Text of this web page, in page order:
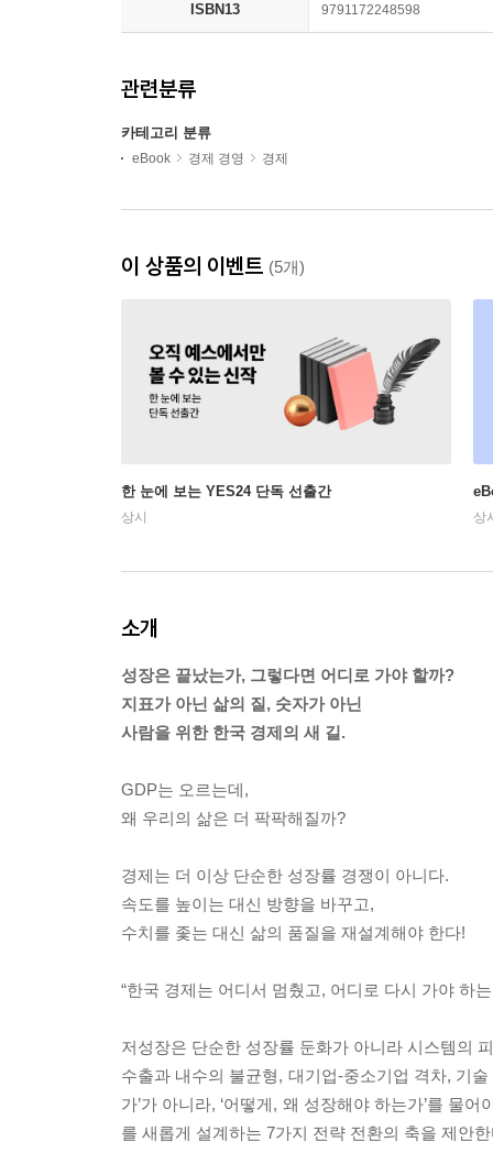
ISBN13 9791172248598
관련분류
카테고리 분류
eBook 경제 경영 경제
이 상품의 이벤트 (5개)
한 눈에 보는 YES24 단독 선출간
상시 상
소개
성장은 끝났는가, 그렇다면 어디로 가야 할까?
지표가 아닌 삶의 질, 숫자가 아닌
사람을 위한 한국 경제의 새 길.
GDP는 오르는데,
왜 우리의 삶은 더 팍팍해질까?
경제는 더 이상 단순한 성장률 경쟁이 아니다.
속도를 높이는 대신 방향을 바꾸고,
수치를 좇는 대신 삶의 품질을 재설계해야 한다!
“한국 경제는 어디서 멈췄고, 어디로 다시 가야 하는
저성장은 단순한 성장률 둔화가 아니라 시스템의
수출과 내수의 불균형, 대기업-중소기업 격차, 기
가’가 아니라, ‘어떻게, 왜 성장해야 하는가’를 물
를 새롭게 설계하는 7가지 전략 전환의 축을 제안